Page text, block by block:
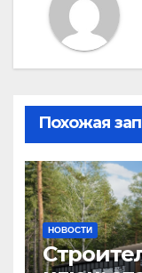
Похожая
НОВОСТИ